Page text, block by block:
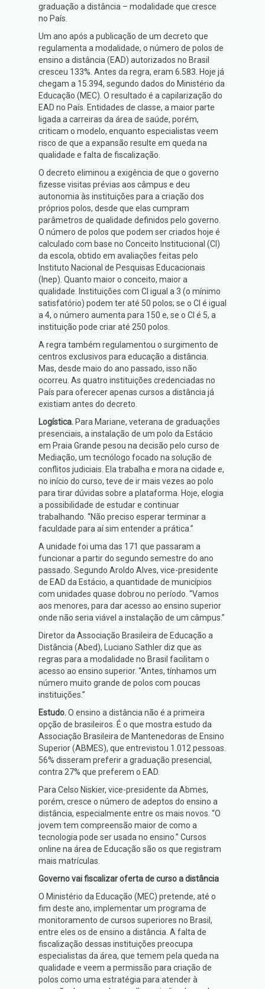
graduação a distância – modalidade que cresce
no País.
Um ano após a publicação de um decreto que
regulamenta a modalidade, o número de polos de
ensino a distância (EAD) autorizados no Brasil
cresceu 133%. Antes da regra, eram 6.583. Hoje já
chegam a 15.394, segundo dados do Ministério da
Educação (MEC). O resultado é a capilarização do
EAD no País. Entidades de classe, a maior parte
ligada a carreiras da área de saúde, porém,
criticam o modelo, enquanto especialistas veem
risco de que a expansão resulte em queda na
qualidade e falta de fiscalização.
O decreto eliminou a exigência de que o governo
fizesse visitas prévias aos câmpus e deu
autonomia às instituições para a criação dos
próprios polos, desde que elas cumpram
parâmetros de qualidade definidos pelo governo.
O número de polos que podem ser criados hoje é
calculado com base no Conceito Institucional (CI)
da escola, obtido em avaliações feitas pelo
Instituto Nacional de Pesquisas Educacionais
(Inep). Quanto maior o conceito, maior a
qualidade. Instituições com CI igual a 3 (o mínimo
satisfatório) podem ter até 50 polos; se o CI é igual
a 4, o número aumenta para 150 e, se o CI é 5, a
instituição pode criar até 250 polos.
A regra também regulamentou o surgimento de
centros exclusivos para educação a distância.
Mas, desde maio do ano passado, isso não
ocorreu. As quatro instituições credenciadas no
País para oferecer apenas cursos a distância já
existiam antes do decreto.
Logística.Para Mariane, veterana de graduações
presenciais, a instalação de um polo da Estácio
em Praia Grande pesou na decisão pelo curso de
Mediação, um tecnólogo focado na solução de
conflitos judiciais. Ela trabalha e mora na cidade e,
no início do curso, teve de ir mais vezes ao polo
para tirar dúvidas sobre a plataforma. Hoje, elogia
a possibilidade de estudar e continuar
trabalhando. “Não preciso esperar terminar a
faculdade para aí sim entender a prática.”
A unidade foi uma das 171 que passaram a
funcionar a partir do segundo semestre do ano
passado. Segundo Aroldo Alves, vice-presidente
de EAD da Estácio, a quantidade de municípios
com unidades quase dobrou no período. “Vamos
aos menores, para dar acesso ao ensino superior
onde não seria viável a instalação de um câmpus.”
Diretor da Associação Brasileira de Educação a
Distância (Abed), Luciano Sathler diz que as
regras para a modalidade no Brasil facilitam o
acesso ao ensino superior. “Antes, tínhamos um
número muito grande de polos com poucas
instituições.”
Estudo.O ensino a distância não é a primeira
opção de brasileiros. É o que mostra estudo da
Associação Brasileira de Mantenedoras de Ensino
Superior (ABMES), que entrevistou 1.012 pessoas.
56% disseram preferir a graduação presencial,
contra 27% que preferem o EAD.
Para Celso Niskier, vice-presidente da Abmes,
porém, cresce o número de adeptos do ensino a
distância, especialmente entre os mais novos. “O
jovem tem compreensão maior de como a
tecnologia pode ser usada no ensino.” Cursos
online na área de Educação são os que registram
mais matrículas.
Governo vai fiscalizar oferta de curso a distância
O Ministério da Educação (MEC) pretende, até o
fim deste ano, implementar um programa de
monitoramento de cursos superiores no Brasil,
entre eles os de ensino a distância. A falta de
fiscalização dessas instituições preocupa
especialistas da área, que temem pela queda na
qualidade e veem a permissão para criação de
polos como uma estratégia para atender à